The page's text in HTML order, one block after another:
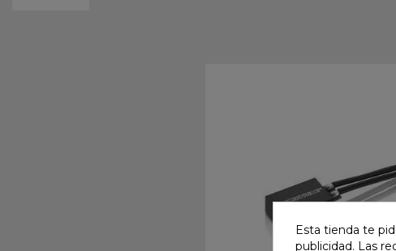
Esta tienda te
publicidad. Las